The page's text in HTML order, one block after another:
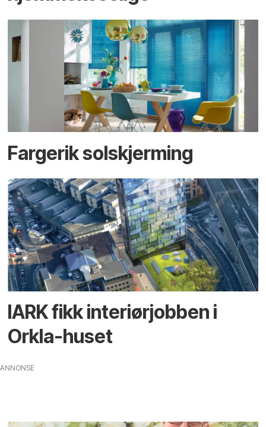
Fargerik solskjerming
IARK fikk interiørjobben i
Orkla-huset
ANNONSE